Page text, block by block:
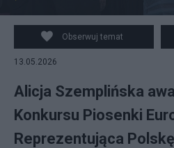
Obserwuj temat
13.05.2026
Alicja Szemplińska
Konkursu Piosenki
Reprezentująca